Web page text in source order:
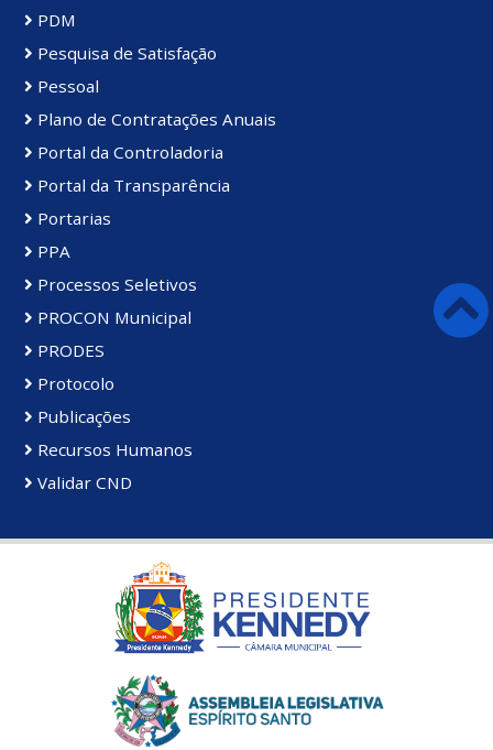
PDM
Pesquisa de Satisfação
Pessoal
Plano de Contratações Anuais
Portal da Controladoria
Portal da Transparência
Portarias
PPA
Processos Seletivos
PROCON Municipal
PRODES
Protocolo
Publicações
Recursos Humanos
Validar CND